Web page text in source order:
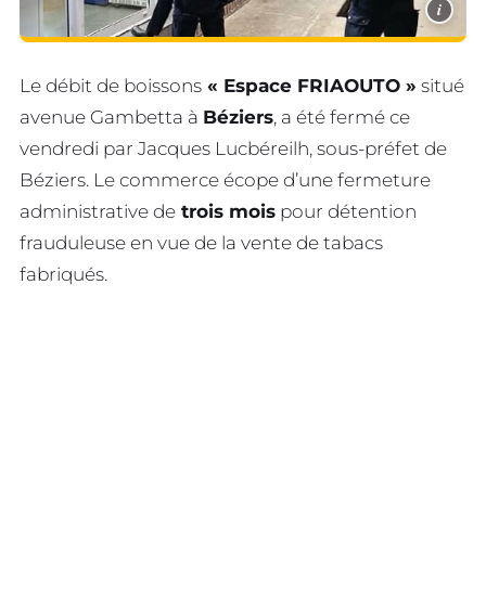
i
Le débit de boissons « Espace FRIAOUTO » situé
avenue Gambetta à Béziers, a été fermé ce
vendredi par Jacques Lucbéreilh, sous-préfet de
Béziers. Le commerce écope d’une fermeture
administrative de trois mois pour détention
frauduleuse en vue de la vente de tabacs
fabriqués.